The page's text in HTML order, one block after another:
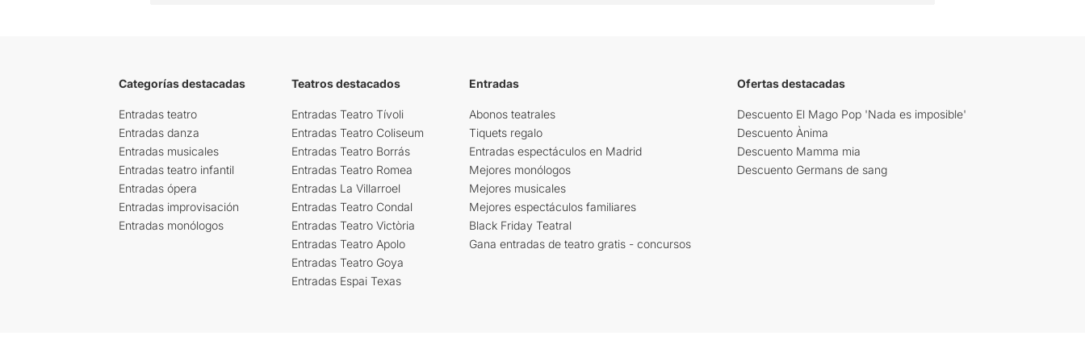
Categorías destacadas
Entradas teatro
Entradas danza
Entradas musicales
Entradas teatro infantil
Entradas ópera
Entradas improvisación
Entradas monólogos
Teatros destacados
Entradas Teatro Tívoli
Entradas Teatro Coliseum
Entradas Teatro Borrás
Entradas Teatro Romea
Entradas La Villarroel
Entradas Teatro Condal
Entradas Teatro Victòria
Entradas Teatro Apolo
Entradas Teatro Goya
Entradas Espai Texas
Entradas
Abonos teatrales
Tiquets regalo
Entradas espectáculos en Madrid
Mejores monólogos
Mejores musicales
Mejores espectáculos familiares
Black Friday Teatral
Gana entradas de teatro gratis - concursos
Ofertas destacadas
Descuento El Mago Pop 'Nada es imposible'
Descuento Ànima
Descuento Mamma mia
Descuento Germans de sang